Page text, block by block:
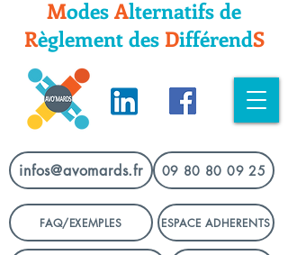
ModesAlternatifsde
Règlement desDifférendS
infos@avomards.fr 09 80 80 09 25
FAQ/EXEMPLES ESPACE ADHERENTS